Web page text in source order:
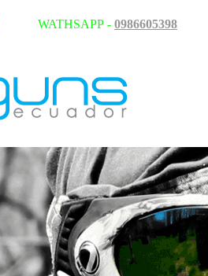
WATHSAPP - 0986605398